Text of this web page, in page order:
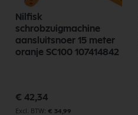
Nilfisk
schrobzuigmachine
aansluitsnoer 15 meter
oranje SC100 107414842
€ 42,34
€ 34,99